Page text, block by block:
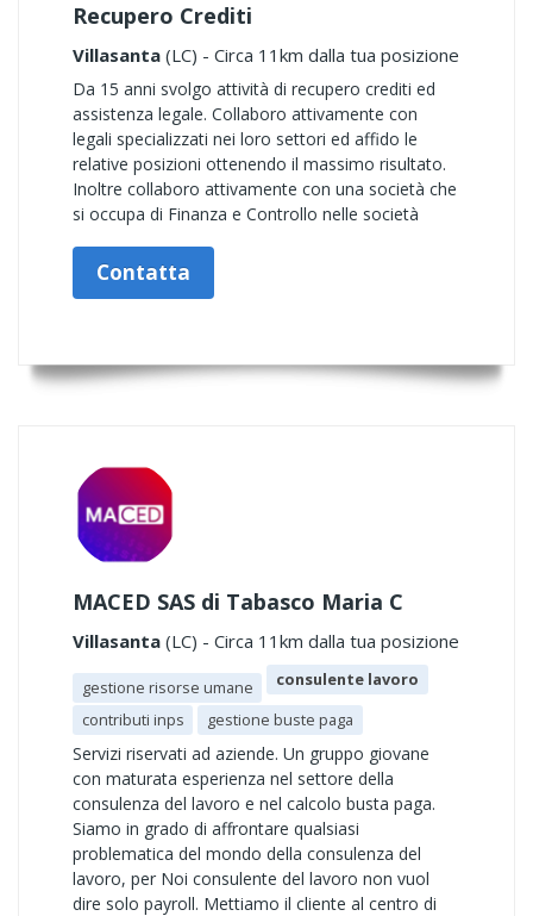
Recupero Crediti
Villasanta (LC) - Circa 11km dalla tua posizione
Da 15 anni svolgo attività di recupero crediti ed
assistenza legale. Collaboro attivamente con
legali specializzati nei loro settori ed affido le
relative posizioni ottenendo il massimo risultato.
Inoltre collaboro attivamente con una società che
si occupa di Finanza e Controllo nelle società
Contatta
MACED SAS di Tabasco Maria C
Villasanta (LC) - Circa 11km dalla tua posizione
gestione risorse umane
consulente lavoro
contributi inps
gestione buste paga
Servizi riservati ad aziende. Un gruppo giovane
con maturata esperienza nel settore della
consulenza del lavoro e nel calcolo busta paga.
Siamo in grado di affrontare qualsiasi
problematica del mondo della consulenza del
lavoro, per Noi consulente del lavoro non vuol
dire solo payroll. Mettiamo il cliente al centro di